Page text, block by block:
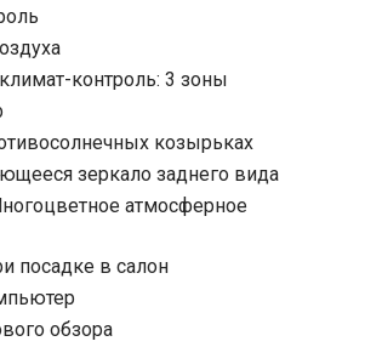
контроль: 3 зоны
козырьках
зеркало заднего вида
атмосферное
посадке в салон
обзора